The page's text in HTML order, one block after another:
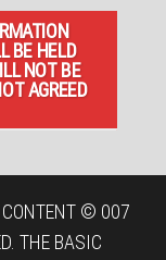
BE HELD
NOT BE
AGREED
CONTENT © 007
THE BASIC